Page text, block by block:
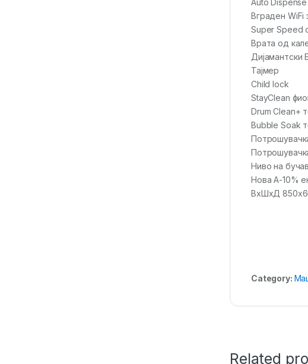
Auto
Вграден WiFi
Super Speed
Врата од
Дијамантски
Тајмер
Child lock
StayClean
Drum Clean+
Bubble Soak
Ниво на
Нова А-10%
ВхШхД
Category:
Related